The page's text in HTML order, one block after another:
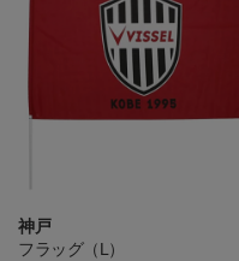
神戸
フラッグ（L）